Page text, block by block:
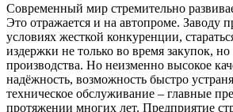
Современный мир стремительно
Это отражается и на автопроме. Заводу
условиях жесткой конкуренции,
издержки не только во время закупок,
производства. Но неизменно высокое
надёжность, возможность быстро
техническое обслуживание – главные
протяжении многих лет. Предприятие